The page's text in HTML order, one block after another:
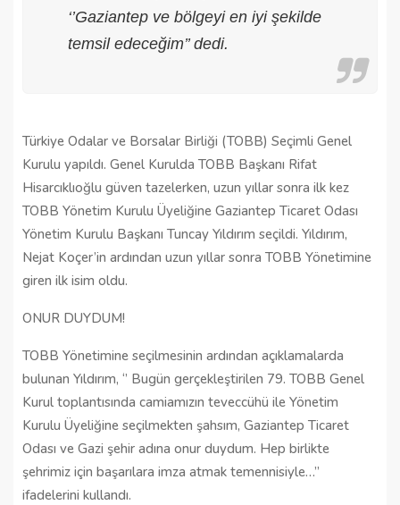
‘’Gaziantep ve bölgeyi en iyi şekilde
temsil edeceğim’’ dedi.
Türkiye Odalar ve Borsalar Birliği (TOBB) Seçimli Genel
Kurulu yapıldı. Genel Kurulda TOBB Başkanı Rifat
Hisarcıklıoğlu güven tazelerken, uzun yıllar sonra ilk kez
TOBB Yönetim Kurulu Üyeliğine Gaziantep Ticaret Odası
Yönetim Kurulu Başkanı Tuncay Yıldırım seçildi. Yıldırım,
Nejat Koçer’in ardından uzun yıllar sonra TOBB Yönetimine
giren ilk isim oldu.
ONUR DUYDUM!
TOBB Yönetimine seçilmesinin ardından açıklamalarda
bulunan Yıldırım, ‘’ Bugün gerçekleştirilen 79. TOBB Genel
Kurul toplantısında camiamızın teveccühü ile Yönetim
Kurulu Üyeliğine seçilmekten şahsım, Gaziantep Ticaret
Odası ve Gazi şehir adına onur duydum. Hep birlikte
şehrimiz için başarılara imza atmak temennisiyle…’’
ifadelerini kullandı.